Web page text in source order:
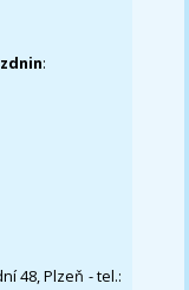
:
48, Plzeň - tel.: